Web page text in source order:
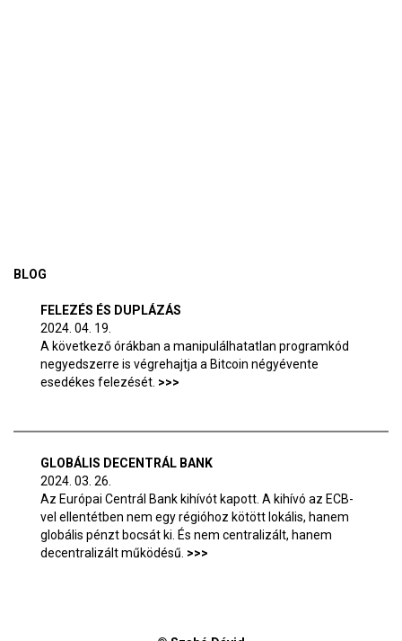
BLOG
FELEZÉS ÉS DUPLÁZÁS
2024. 04. 19.
A következő órákban a manipulálhatatlan programkód
negyedszerre is végrehajtja a Bitcoin négyévente
esedékes felezését.
GLOBÁLIS DECENTRÁL BANK
2024. 03. 26.
Az Európai Centrál Bank kihívót kapott. A kihívó az ECB-
vel ellentétben nem egy régióhoz kötött lokális, hanem
globális pénzt bocsát ki. És nem centralizált, hanem
decentralizált működésű.